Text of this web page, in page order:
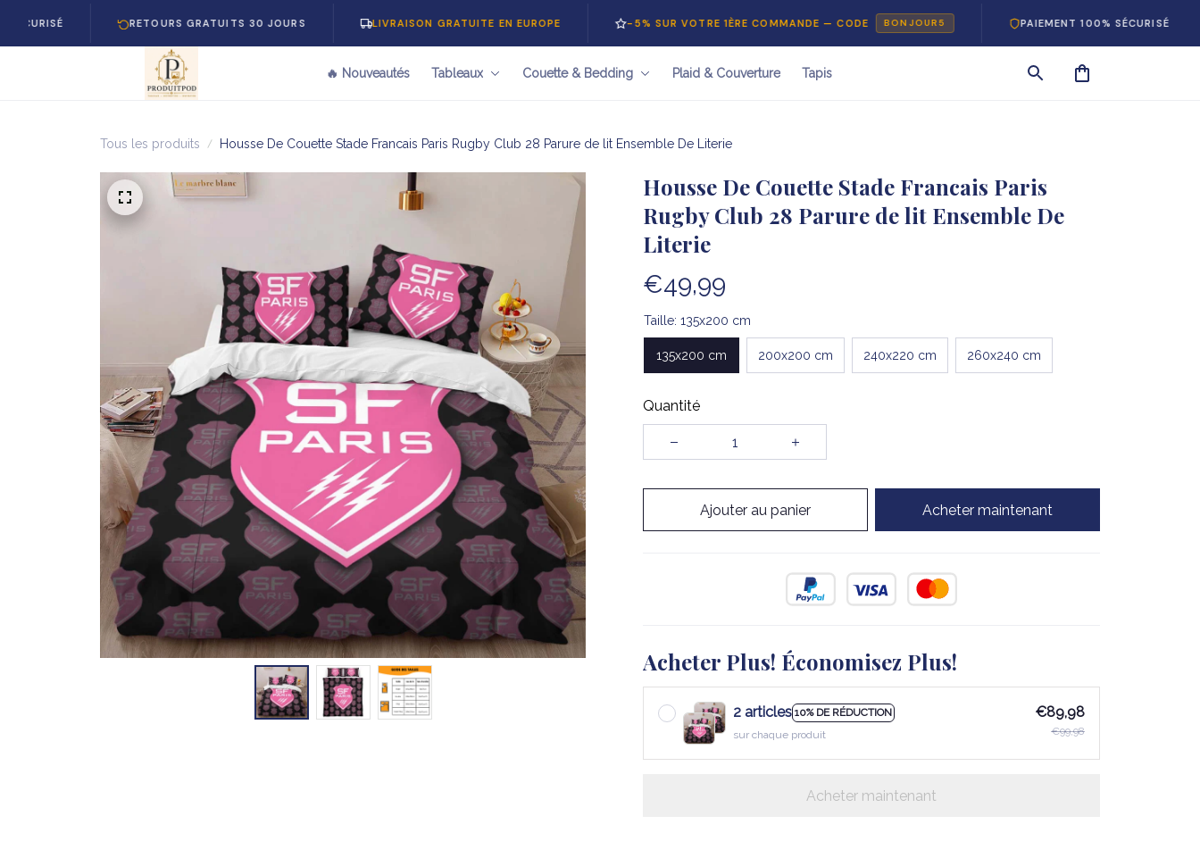
RETOURS GRATUITS 30 JOURS LIVRAISON GRATUITE EN EUROPE -5% SUR VOTRE 1ÈRE COMMANDE — CODE BONJOUR5 PAIEMENT 100% SÉCURISÉ
🔥 Nouveautés Tableaux Couette & Bedding Plaid & Couverture Tapis
Tous les produits Housse De Couette Stade Francais Paris Rugby Club 28 Parure de lit Ensemble De Literie
Housse De Couette Stade Francais Paris
Rugby Club 28 Parure de lit Ensemble De
Literie
€49,99
Taille: 135x200 cm
135x200 cm 200x200 cm 240x220 cm 260x240 cm
Quantité
Ajouter au panier Acheter maintenant
Acheter Plus! Économisez Plus!
2 articles 10% DE RÉDUCTION
sur chaque produit
€89,98
€99,98
Acheter maintenant